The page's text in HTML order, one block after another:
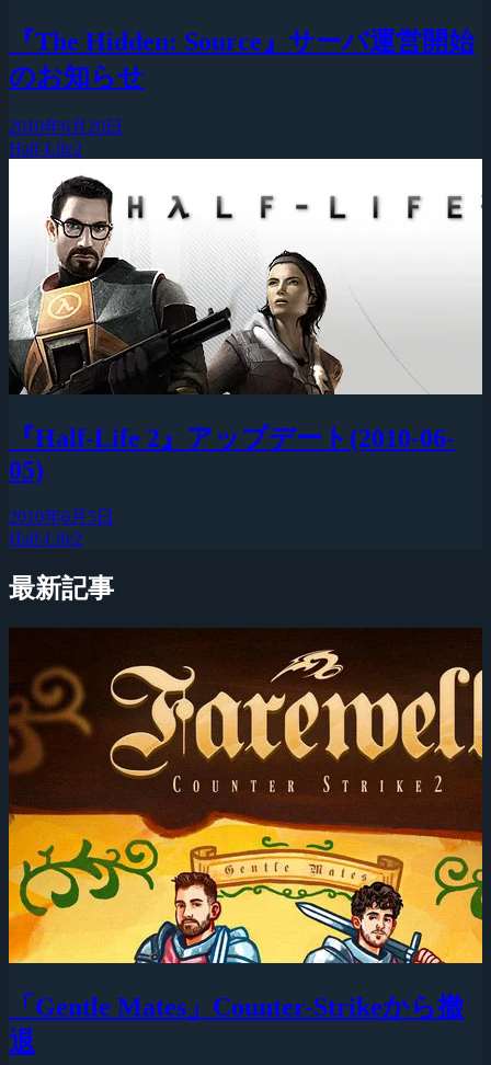
『The Hidden: Source』サーバ運営開始
のお知らせ
2010年6月20日
Half-Life2
『Half-Life 2』アップデート(2010-06-
05)
2010年6月5日
Half-Life2
最新記事
「Gentle Mates」Counter-Strikeから撤
退